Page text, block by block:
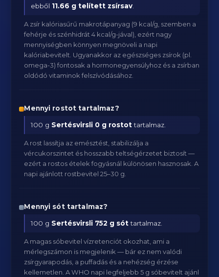
ebből 11.66 g telített zsírsav
A zsír kalóriasűrű makrotápanyag (9 kcal/g, szemben a
fehérje és szénhidrát 4 kcal/g-jával), ezért nagy
mennyiségben könnyen megnöveli a napi
kalóriabevitelt. Ugyanakkor az egészséges zsírok (pl.
omega-3) fontosak a hormonegyensúlyhoz és a zsírban
oldódó vitaminok felszívódásához.
Mennyi rostot tartalmaz?
100 g Sertésvirsli 0 g rostottartalmaz.
A rost lassítja az emésztést, stabilizálja a
vércukorszintet és hosszabb teltségérzetet biztosít —
ezért a rostos ételek fogyásnál különösen hasznosak. A
napi ajánlott rostbevitel 25–30 g.
Mennyi sót tartalmaz?
100 g Sertésvirsli 752 g sóttartalmaz.
A magas sóbevitel vízretenciót okozhat, ami a
mérlegszámon is megjelenik — bár ez nem valódi
zsírgyarapodás, a puffadás és a nehézség érzése
kellemetlen. A WHO napi legfeljebb 5 g sóbevitelt ajánl